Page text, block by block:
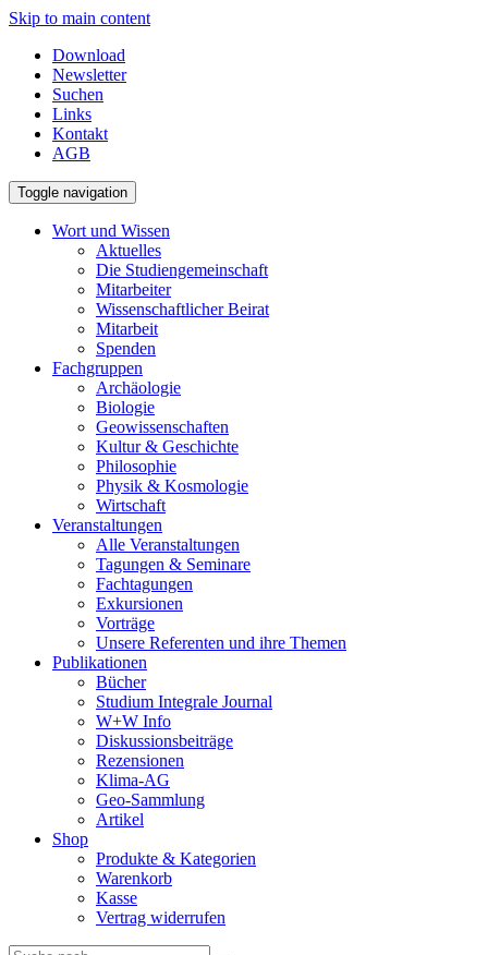
Skip to main content
Download
Newsletter
Suchen
Links
Kontakt
AGB
Toggle navigation
Wort und Wissen
Aktuelles
Die Studiengemeinschaft
Mitarbeiter
Wissenschaftlicher Beirat
Mitarbeit
Spenden
Fachgruppen
Archäologie
Biologie
Geowissenschaften
Kultur & Geschichte
Philosophie
Physik & Kosmologie
Wirtschaft
Veranstaltungen
Alle Veranstaltungen
Tagungen & Seminare
Fachtagungen
Exkursionen
Vorträge
Unsere Referenten und ihre Themen
Publikationen
Bücher
Studium Integrale Journal
W+W Info
Diskussionsbeiträge
Rezensionen
Klima-AG
Geo-Sammlung
Artikel
Shop
Produkte & Kategorien
Warenkorb
Kasse
Vertrag widerrufen